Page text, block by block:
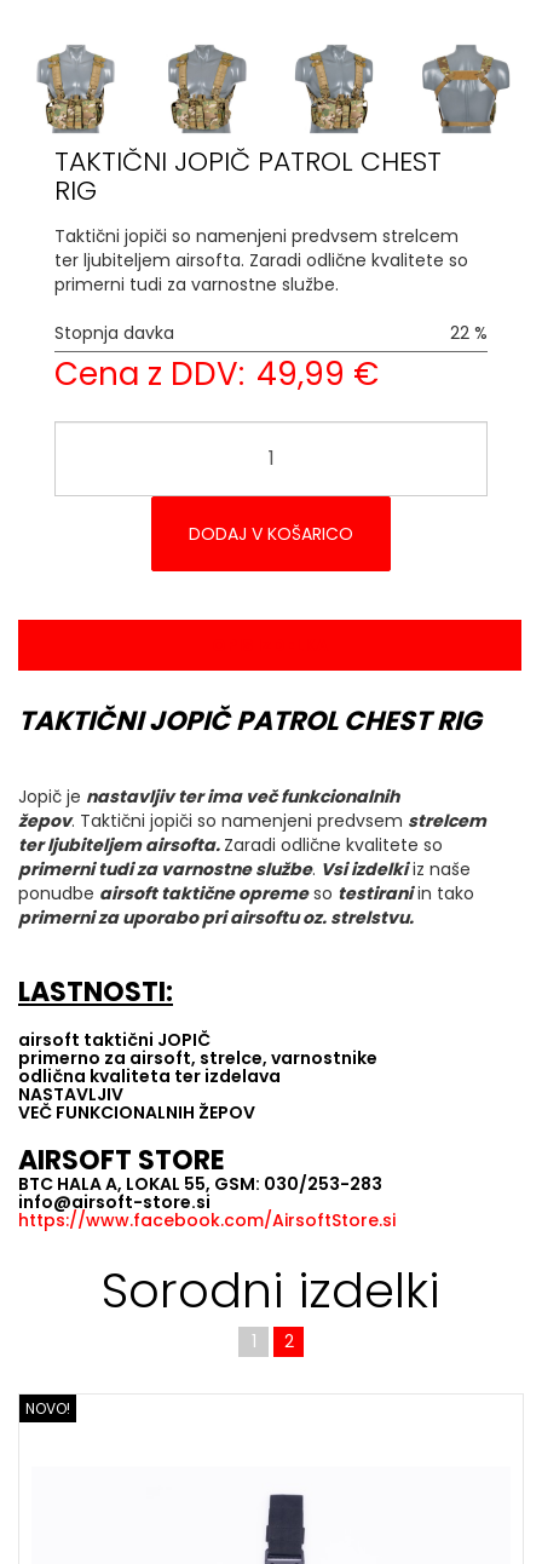
TAKTIČNI JOPIČ PATROL CHEST
RIG
Taktični jopiči so namenjeni predvsem strelcem
ter ljubiteljem airsofta. Zaradi odlične kvalitete so
primerni tudi za varnostne službe.
Stopnja davka
22 %
Cena z DDV: 49,99 €
DODAJ V KOŠARICO
TAKTIČNI JOPIČ PATROL CHEST RIG
Jopič je nastavljiv ter ima več funkcionalnih
žepov. Taktični jopiči so namenjeni predvsem strelcem
ter ljubiteljem airsofta. Zaradi odlične kvalitete so
primerni tudi za varnostne službe. Vsi izdelkiiz naše
ponudbe airsoft taktične opremeso testiraniin tako
primerni za uporabo pri airsoftu oz. strelstvu.
LASTNOSTI:
airsoft taktični JOPIČ
primerno za airsoft, strelce, varnostnike
odlična kvaliteta ter izdelava
NASTAVLJIV
VEČ FUNKCIONALNIH ŽEPOV
AIRSOFT STORE
BTC HALA A, LOKAL 55, GSM: 030/253-283
info@airsoft-store.si
https://www.facebook.com/AirsoftStore.si
Sorodni izdelki
1 2
NOVO!